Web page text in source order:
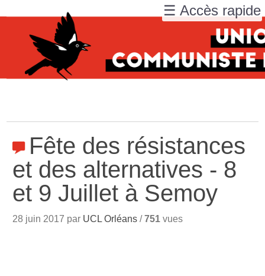
Fête des résistances
et des alternatives - 8
et 9 Juillet à Semoy
28 juin 2017 par UCL Orléans /751 vues
☰ Accès rapide